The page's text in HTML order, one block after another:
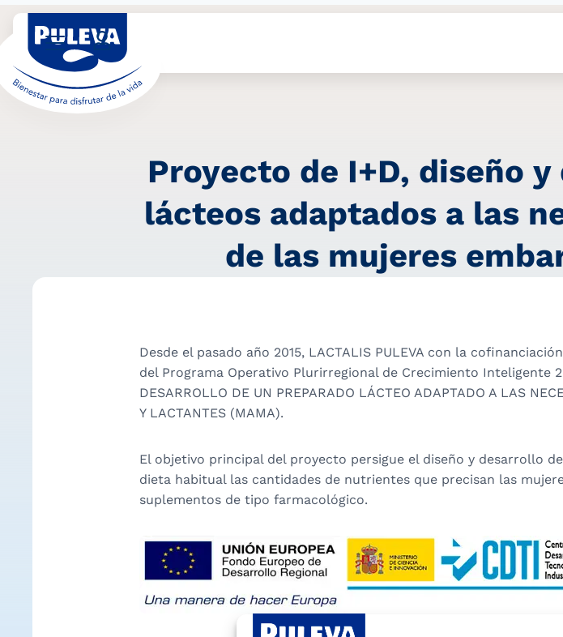
Proyecto de I+D, diseño
lácteos adaptados a las
de las mujeres
Desde el pasado año 2015, LACTALIS PULEVA con la
del Programa Operativo Plurirregional de Crecimiento Inteligente
DESARROLLO DE UN PREPARADO LÁCTEO ADAPTADO A LAS
Y LACTANTES (MAMA).
El objetivo principal del proyecto persigue el diseño y desarrollo
dieta habitual las cantidades de nutrientes que precisan las
suplementos de tipo farmacológico.